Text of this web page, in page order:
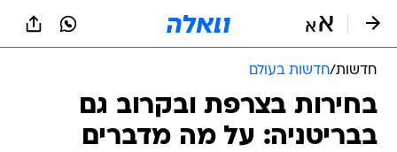
חדשות/חדשות בעולם
בחירות בצרפת ובקרוב גם
בבריטניה: על מה מדברים